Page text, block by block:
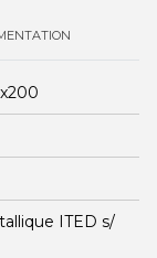
ITED s/